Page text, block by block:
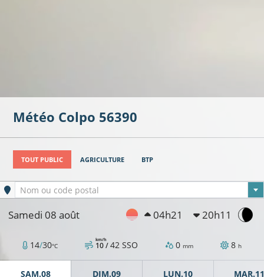
Météo Colpo 56390
TOUT PUBLIC AGRICULTURE BTP
Ville sélectionnée
Nom ou code postal
Samedi 08 août 04h21 20h11
14/30°C 10 /
km/h 42 SSO 0 mm 8 h
SAM.08 DIM.09 LUN.10 MAR.11